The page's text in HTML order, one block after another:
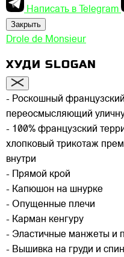
Написать в Telegram
Закрыть
Drole de Monsieur
ХУДИ SLOGAN
- Роскошный
переосмысляющий
- 100% французский
хлопковый трикотаж
внутри
- Прямой крой
- Капюшон на шнурке
- Опущенные плечи
- Карман кенгуру
- Эластичные манжеты и
- Вышивка на груди и